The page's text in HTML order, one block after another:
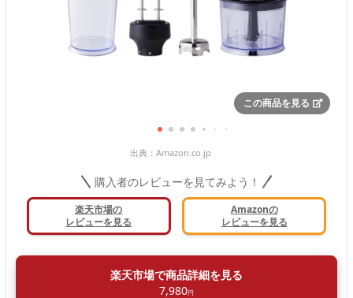
この商品を見る
出典： Amazon.co.jp
購入者のレビューを見てみよう！
楽天市場の
レビューを見る
Amazonの
レビューを見る
楽天市場で商品詳細を見る
7,980円